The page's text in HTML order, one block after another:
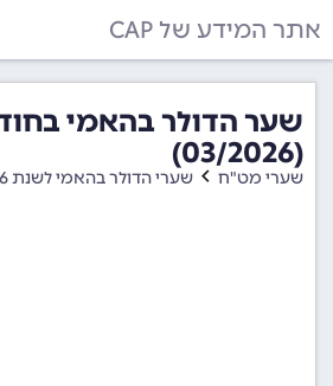
אתר המידע של CAP
(03/2026)
שערי מט"ח שערי הדולר בהאמי לשנת 2026